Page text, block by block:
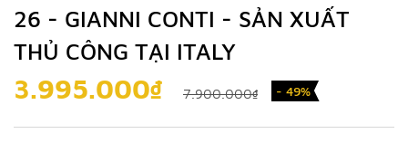
26 - GIANNI CONTI - SẢN XUẤT
THỦ CÔNG TẠI ITALY
3.995.000₫ 7.900.000₫ - 49%